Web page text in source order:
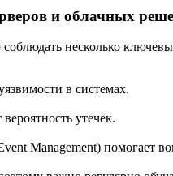
и облачных
несколько
в системах.
утечек.
Management) помогает